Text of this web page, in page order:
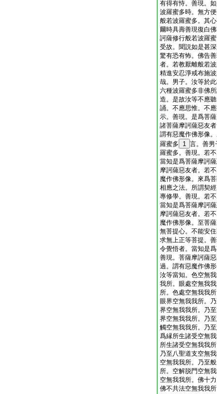
有得有恃。善現。
波羅蜜多時。無方
般若波羅蜜多。其
爾時具壽善現復白
訶薩修行般若波羅
受故。聞説如是甚
驚有恐有怖。佛告
者。若教厭離般若
精進安忍淨戒布施
哉。男子。汝等於
六種波羅蜜多非佛
造。是故汝等不應
誦。不應思惟。不
示。善現。是爲菩
諸菩薩摩訶薩惡友
謂有惡魔作佛形像
羅蜜多
1 言。善男
羅蜜多。善現。若
當知是爲菩薩摩訶
摩訶薩惡友者。若
魔作佛形像。來爲
相應之法。所謂契
專修學。善現。若
當知是爲菩薩摩訶
摩訶薩惡友者。若
魔作佛形像。至菩
無菩提心。不能安
求無上正等菩提。
令覺悟者。當知是
善現。菩薩摩訶薩
過。謂有惡魔作佛
汝等當知。色空無
我所。眼處空無我
所。色處空無我我
眼界空無我我所。
界空無我我所。乃
界空無我我所。乃
觸空無我我所。乃
爲縁所生諸受空無
所生諸受空無我我
乃至八聖道支空無
空無我我所。乃至
所。空解脱門空無
空無我我所。佛十
佛不共法空無我我